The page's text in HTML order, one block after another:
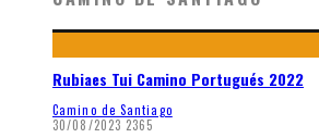
Rubiaes Tui Camino Portugués 2022
Camino de Santiago
30/08/2023 2365